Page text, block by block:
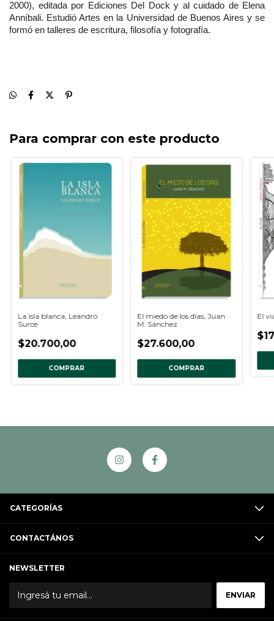
2000), editada por Ediciones Del Dock y al cuidado de Elena
Anníbali. Estudió Artes en la Universidad de Buenos Aires y se
formó en talleres de escritura, filosofía y fotografía.
Para comprar con este producto
La isla blanca, Leandro
Surce
$20.700,00
COMPRAR
El miedo de los días, Juan
M. Sánchez
$27.600,00
COMPRAR
El
CATEGORÍAS
CONTACTÁNOS
NEWSLETTER